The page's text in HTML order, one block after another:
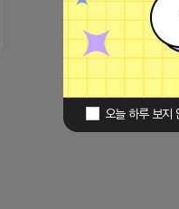
오늘 하루 보지